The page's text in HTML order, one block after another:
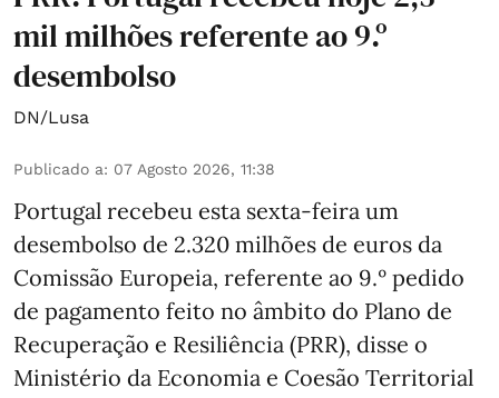
mil milhões referente ao 9.º
desembolso
DN/Lusa
Publicado a: 07 Agosto 2026, 11:38
Portugal recebeu esta sexta-feira um
desembolso de 2.320 milhões de euros da
Comissão Europeia, referente ao 9.º pedido
de pagamento feito no âmbito do Plano de
Recuperação e Resiliência (PRR), disse o
Ministério da Economia e Coesão Territorial